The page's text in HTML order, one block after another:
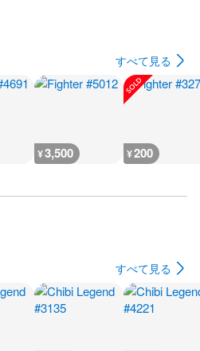
すべて見る
¥3,500 ¥200
すべて見る